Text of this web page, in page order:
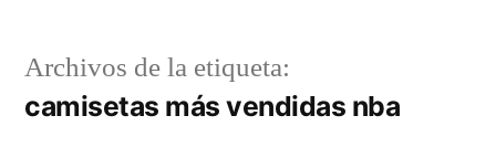
Archivos de la etiqueta:
camisetas más vendidas nba